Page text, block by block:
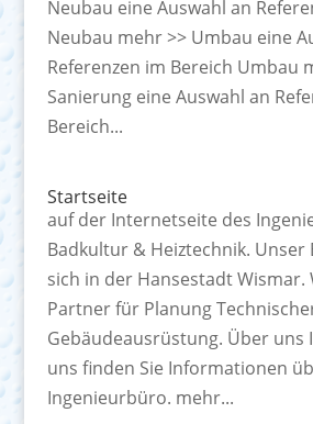
Neubau eine Auswahl an
Neubau mehr >> Umbau eine
Referenzen im Bereich Umbau
Sanierung eine Auswahl an
Bereich...
Startseite
auf der Internetseite des
Badkultur & Heiztechnik.
sich in der Hansestadt Wismar.
Partner für Planung
Gebäudeausrüstung. Über uns
uns finden Sie Informationen
Ingenieurbüro. mehr...